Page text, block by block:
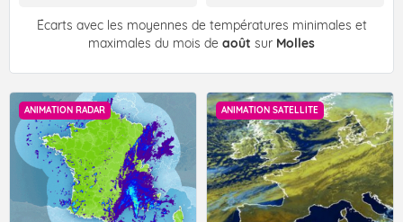
Écarts avec les moyennes de températures minimales et
maximales du mois de août sur Molles
ANIMATION RADAR ANIMATION SATELLITE